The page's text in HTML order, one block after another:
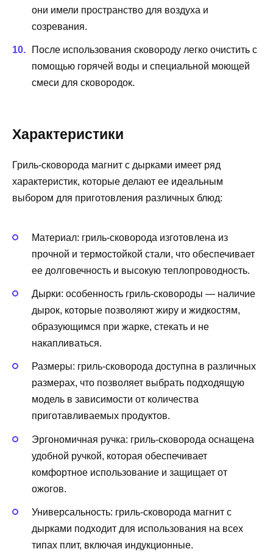
они имели пространство для воздуха и
созревания.
После использования сковороду легко очистить с
помощью горячей воды и специальной моющей
смеси для сковородок.
Характеристики
Гриль-сковорода магнит с дырками имеет ряд
характеристик, которые делают ее идеальным
выбором для приготовления различных блюд:
Материал: гриль-сковорода изготовлена из
прочной и термостойкой стали, что обеспечивает
ее долговечность и высокую теплопроводность.
Дырки: особенность гриль-сковороды — наличие
дырок, которые позволяют жиру и жидкостям,
образующимся при жарке, стекать и не
накапливаться.
Размеры: гриль-сковорода доступна в различных
размерах, что позволяет выбрать подходящую
модель в зависимости от количества
приготавливаемых продуктов.
Эргономичная ручка: гриль-сковорода оснащена
удобной ручкой, которая обеспечивает
комфортное использование и защищает от
ожогов.
Универсальность: гриль-сковорода магнит с
дырками подходит для использования на всех
типах плит, включая индукционные.